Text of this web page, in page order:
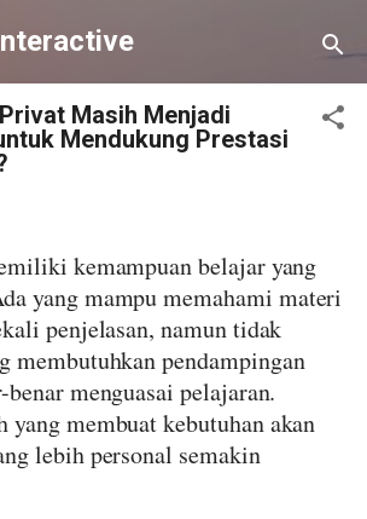
Langsung ke konten
Masih Menjadi
Mendukung Prestasi
kemampuan belajar yang
yang mampu memahami materi
penjelasan, namun tidak
membutuhkan pendampingan
menguasai pelajaran.
yang membuat kebutuhan akan
lebih personal semakin